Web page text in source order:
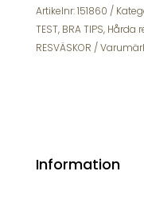
-
67
cm
Artikelnr:151860
TEST, BRA TIPS, Hårda
RESVÄSKOR
Information